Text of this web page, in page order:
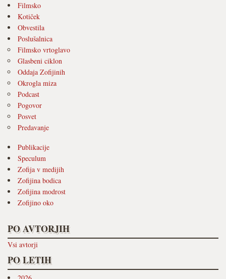
Filmsko
Kotiček
Obvestila
Poslušalnica
Filmsko vrtoglavo
Glasbeni ciklon
Oddaja Zofijinih
Okrogla miza
Podcast
Pogovor
Posvet
Predavanje
Publikacije
Speculum
Zofija v medijih
Zofijina bodica
Zofijina modrost
Zofijino oko
PO AVTORJIH
Vsi avtorji
PO LETIH